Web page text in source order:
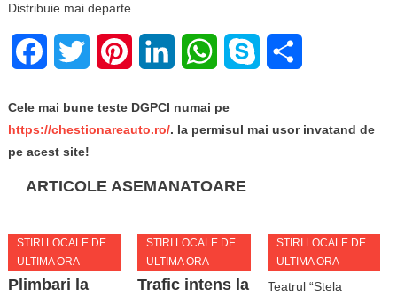
Distribuie mai departe
FacebookTwitter PinterestLinkedIn WhatsApp
Skype
Cele mai bune teste DGPCI numai pe
https://chestionareauto.ro/. Ia permisul mai usor invatand de
pe acest site!
ARTICOLE ASEMANATOARE
STIRI LOCALE DE
ULTIMA ORA
Plimbari la
STIRI LOCALE DE
ULTIMA ORA
Trafic intens la
STIRI LOCALE DE
ULTIMA ORA
Teatrul “Stela